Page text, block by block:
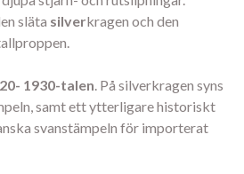
släta silverkragen och den
1930-talen. På silverkragen syns
samt ett ytterligare historiskt
svanstämpeln för importerat